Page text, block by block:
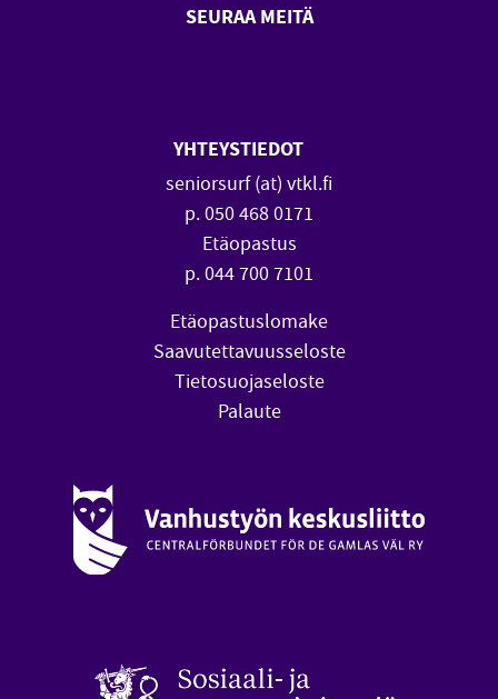
SEURAA MEITÄ
YHTEYSTIEDOT
seniorsurf (at) vtkl.fi
p. 050 468 0171
Etäopastus
p. 044 700 7101
Etäopastuslomake
Saavutettavuusseloste
Tietosuojaseloste
Palaute